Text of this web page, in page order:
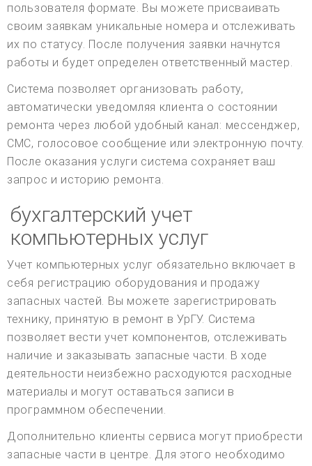
пользователя формате. Вы можете присваивать
своим заявкам уникальные номера и отслеживать
их по статусу. После получения заявки начнутся
работы и будет определен ответственный мастер.
Система позволяет организовать работу,
автоматически уведомляя клиента о состоянии
ремонта через любой удобный канал: мессенджер,
СМС, голосовое сообщение или электронную почту.
После оказания услуги система сохраняет ваш
запрос и историю ремонта.
бухгалтерский учет
компьютерных услуг
Учет компьютерных услуг обязательно включает в
себя регистрацию оборудования и продажу
запасных частей. Вы можете зарегистрировать
технику, принятую в ремонт в УрГУ. Система
позволяет вести учет компонентов, отслеживать
наличие и заказывать запасные части. В ходе
деятельности неизбежно расходуются расходные
материалы и могут оставаться записи в
программном обеспечении.
Дополнительно клиенты сервиса могут приобрести
запасные части в центре. Для этого необходимо